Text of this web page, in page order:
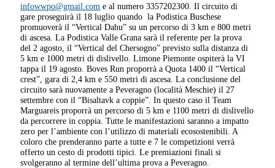
infowwpo@gmail.com e al numero 3357202300. Il circuito di
gare proseguirà il 18 luglio quando la Podistica Buschese
promuoverà il “Vertical Dahu” su un percorso di 3 km e 800 metri
di ascesa. La Podistica Valle Grana sarà il referente per la prova
del 2 agosto, il “Vertical del Chersogno” previsto sulla distanza di
5 km e 1000 metri di dislivello. Limone Piemonte ospiterà la VI
tappa il 19 agosto. Boves Run proporrà a Quota 1400 il “Vertical
crest”, gara di 2,4 km e 550 metri di ascesa. La conclusione del
circuito sarà nuovamente a Peveragno (località Meschie) il 27
settembre con il “Bisaltavk a coppie”. In questo caso il Team
Marguareis proporrà un percorso di 5 km e 1100 metri di dislivello
da percorrere in coppia. Tutte le manifestazioni saranno a impatto
zero per l’ambiente con l’utilizzo di materiali ecosostenibili. A
coloro che prenderanno parte a tutte e 7 le competizioni verrà
offerto un cesto di prodotti tipici. Le premiazioni finali si
svolgeranno al termine dell’ultima prova a Peveragno.